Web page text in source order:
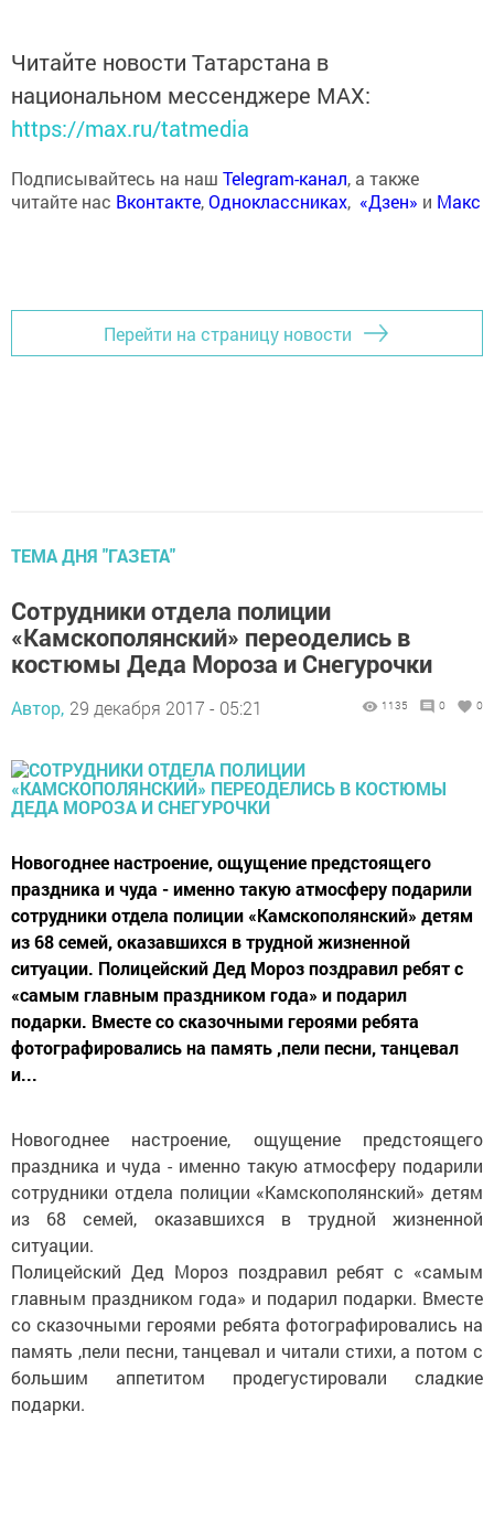
Читайте новости Татарстана в
национальном мессенджере MАХ:
https://max.ru/tatmedia
Подписывайтесь на наш Telegram-канал, а также
читайте нас Вконтакте,Одноклассниках, «Дзен» и Макс
Перейти на страницу новости
ТЕМА ДНЯ "ГАЗЕТА"
Сотрудники отдела полиции
«Камскополянский» переоделись в
костюмы Деда Мороза и Снегурочки
Автор, 29 декабря 2017 - 05:21 1135 0 0
Новогоднее настроение, ощущение предстоящего
праздника и чуда - именно такую атмосферу подарили
сотрудники отдела полиции «Камскополянский» детям
из 68 семей, оказавшихся в трудной жизненной
ситуации. Полицейский Дед Мороз поздравил ребят с
«самым главным праздником года» и подарил
подарки. Вместе со сказочными героями ребята
фотографировались на память ,пели песни, танцевал
и...
Новогоднее настроение, ощущение предстоящего
праздника и чуда - именно такую атмосферу подарили
сотрудники отдела полиции «Камскополянский» детям
из 68 семей, оказавшихся в трудной жизненной
ситуации.
Полицейский Дед Мороз поздравил ребят с «самым
главным праздником года» и подарил подарки. Вместе
со сказочными героями ребята фотографировались на
память ,пели песни, танцевал и читали стихи, а потом с
большим аппетитом продегустировали сладкие
подарки.